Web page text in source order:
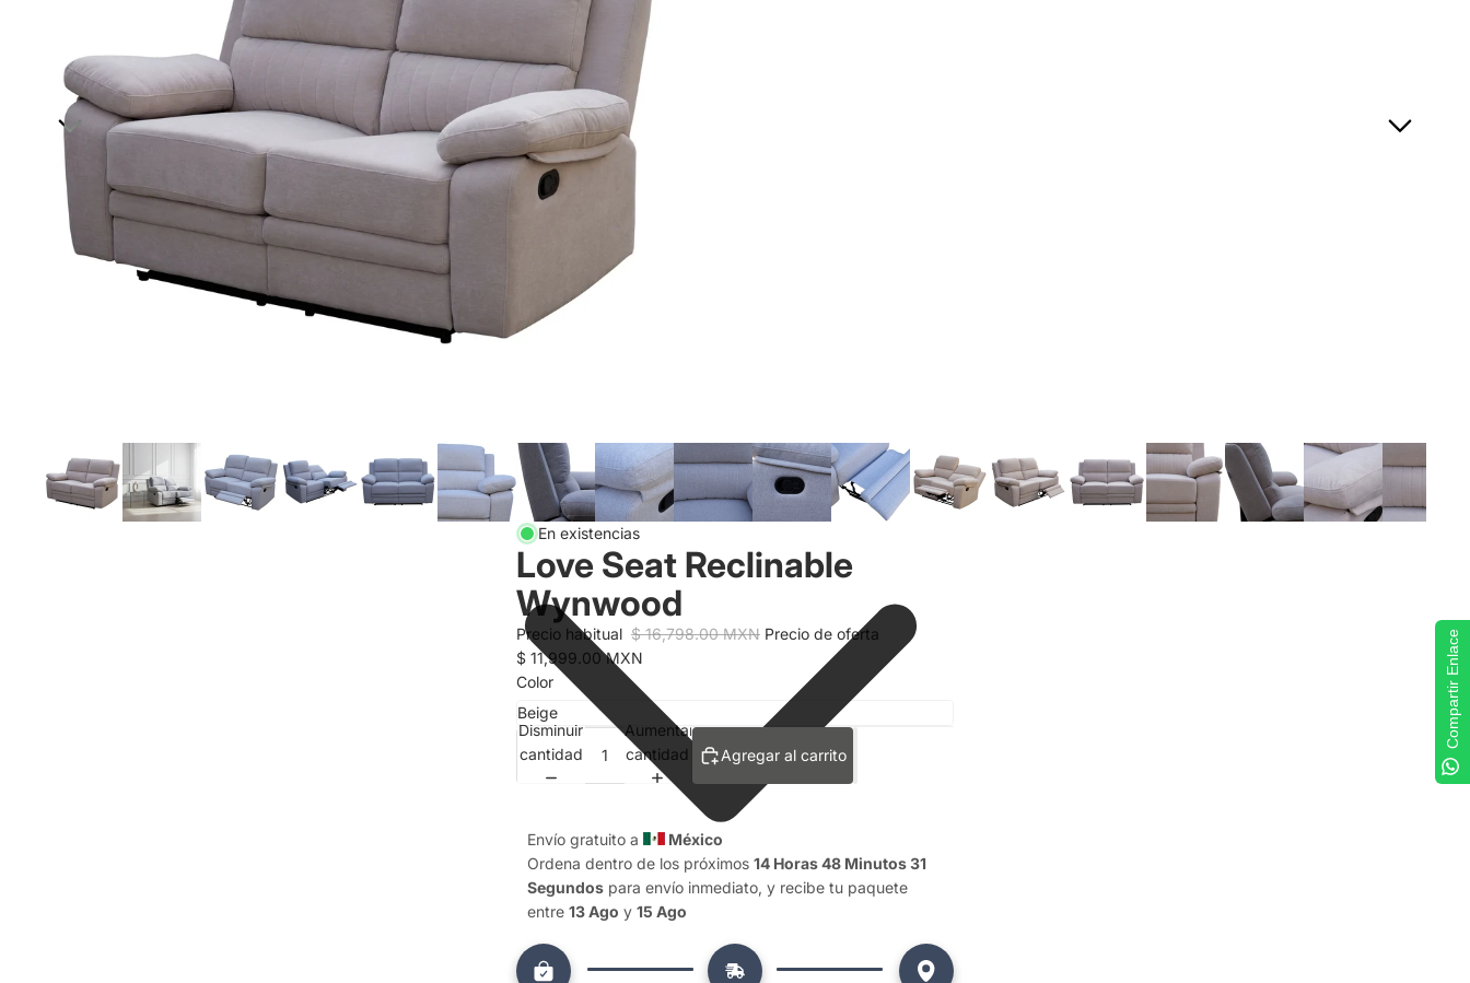
En existencias
Love Seat Reclinable
Wynwood
Precio habitual $ 16,798.00 MXN Precio de oferta
$ 11,999.00 MXN
Color
Disminuir
cantidad
Aumentar
cantidad
Agregar al carrito
Envío gratuito a
México
Ordena dentro de los próximos 14 Horas 48 Minutos 30
Segundos para envío inmediato, y recibe tu paquete
entre 13 Ago y 15 Ago
Compartir Enlace